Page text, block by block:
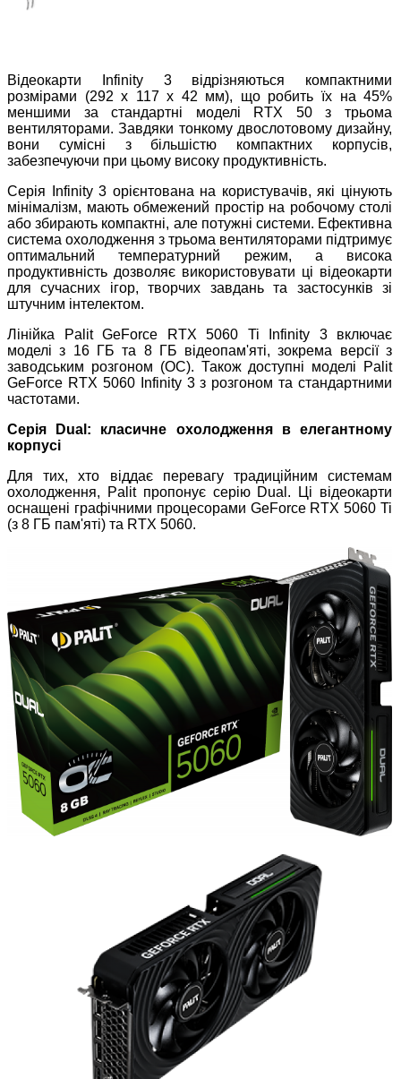
Відеокарти Infinity 3 відрізняються компактними
розмірами (292 x 117 x 42 мм), що робить їх на 45%
меншими за стандартні моделі RTX 50 з трьома
вентиляторами. Завдяки тонкому двослотовому дизайну,
вони сумісні з більшістю компактних корпусів,
забезпечуючи при цьому високу продуктивність.
Серія Infinity 3 орієнтована на користувачів, які цінують
мінімалізм, мають обмежений простір на робочому столі
або збирають компактні, але потужні системи. Ефективна
система охолодження з трьома вентиляторами підтримує
оптимальний температурний режим, а висока
продуктивність дозволяє використовувати ці відеокарти
для сучасних ігор, творчих завдань та застосунків зі
штучним інтелектом.
Лінійка Palit GeForce RTX 5060 Ti Infinity 3 включає
моделі з 16 ГБ та 8 ГБ відеопам'яті, зокрема версії з
заводським розгоном (OC). Також доступні моделі Palit
GeForce RTX 5060 Infinity 3 з розгоном та стандартними
частотами.
Серія Dual: класичне охолодження в елегантному
корпусі
Для тих, хто віддає перевагу традиційним системам
охолодження, Palit пропонує серію Dual. Ці відеокарти
оснащені графічними процесорами GeForce RTX 5060 Ti
(з 8 ГБ пам'яті) та RTX 5060.